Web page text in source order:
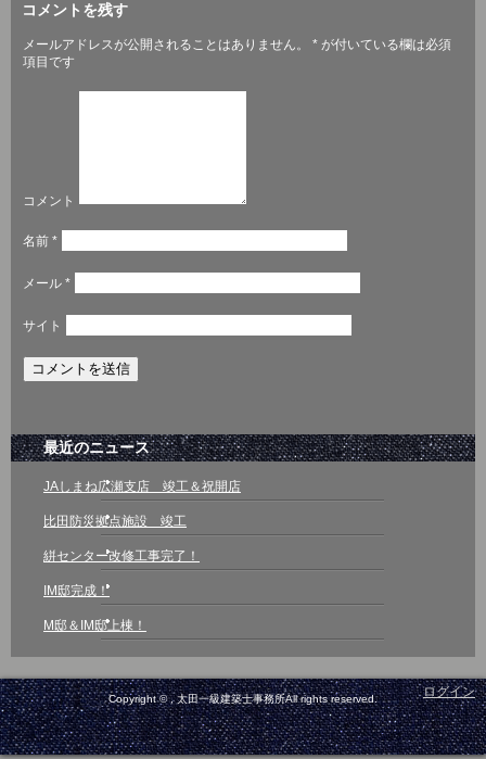
コメントを残す
メールアドレスが公開されることはありません。 * が付いている欄は必須
項目です
コメント
名前*
メール*
サイト
最近のニュース
JAしまね広瀬支店 竣工＆祝開店
比田防災拠点施設 竣工
絣センター改修工事完了！
IM邸完成！
M邸＆IM邸上棟！
Copyright © , 太田一級建築士事務所All rights reserved. ログイン